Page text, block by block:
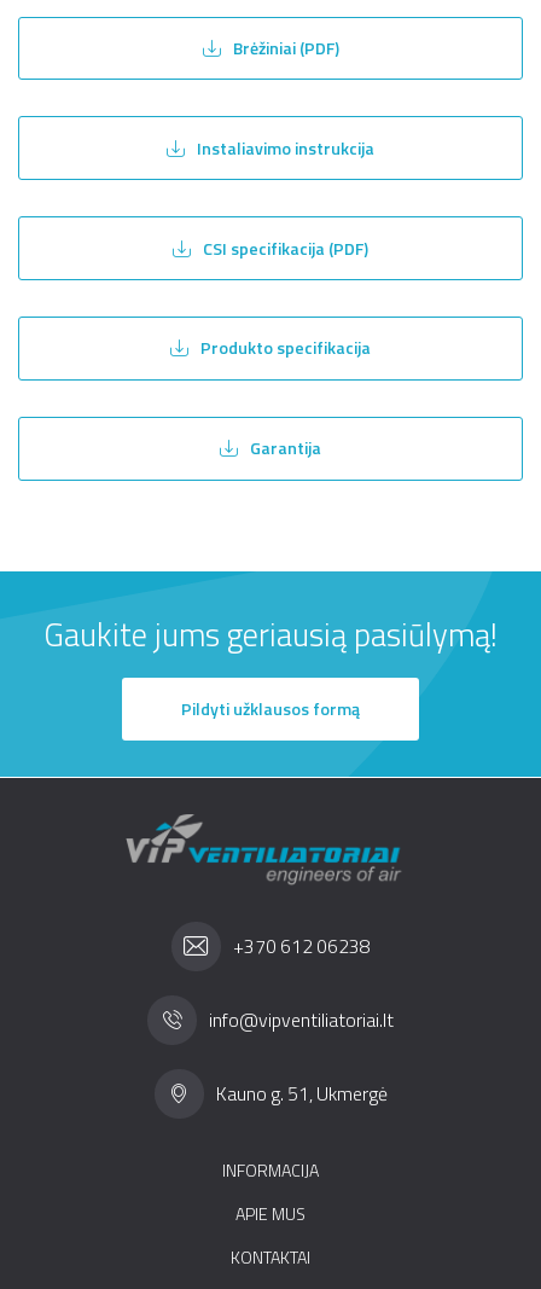
Brėžiniai (PDF)
Instaliavimo instrukcija
CSI specifikacija (PDF)
Produkto specifikacija
Garantija
Gaukite jums geriausią pasiūlymą!
Pildyti užklausos formą
+370 612 06238
info@vipventiliatoriai.lt
Kauno g. 51, Ukmergė
INFORMACIJA
APIE MUS
KONTAKTAI